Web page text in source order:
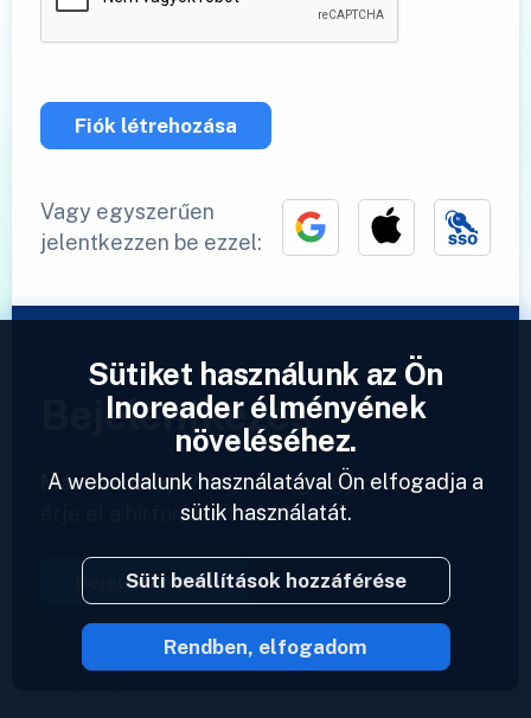
Fiók létrehozása
Vagy egyszerűen
jelentkezzen be ezzel:
Bejelentkezés
Már van fiókja? Adjon meg egy profilt és
érje el a hírforrásait azonnal.
Bejelentkezés
2023 © Inoreader
Sütiket használunk az Ön
Inoreader élményének
növeléséhez.
A weboldalunk használatával Ön elfogadja a
sütik használatát.
Süti beállítások hozzáférése
Rendben, elfogadom